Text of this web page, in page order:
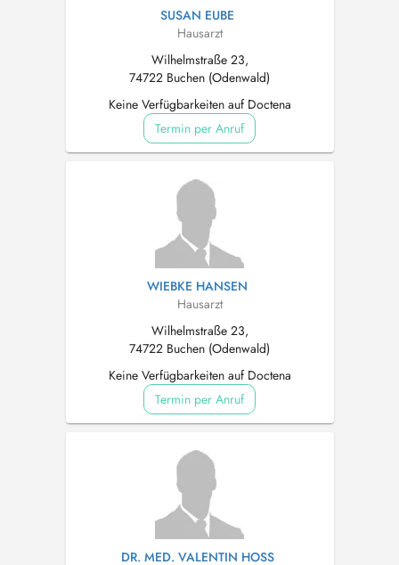
SUSAN EUBE
Hausarzt
Wilhelmstraße 23,
74722 Buchen (Odenwald)
Keine Verfügbarkeiten auf Doctena
Termin per Anruf
WIEBKE HANSEN
Hausarzt
Wilhelmstraße 23,
74722 Buchen (Odenwald)
Keine Verfügbarkeiten auf Doctena
Termin per Anruf
DR. MED. VALENTIN HOSS